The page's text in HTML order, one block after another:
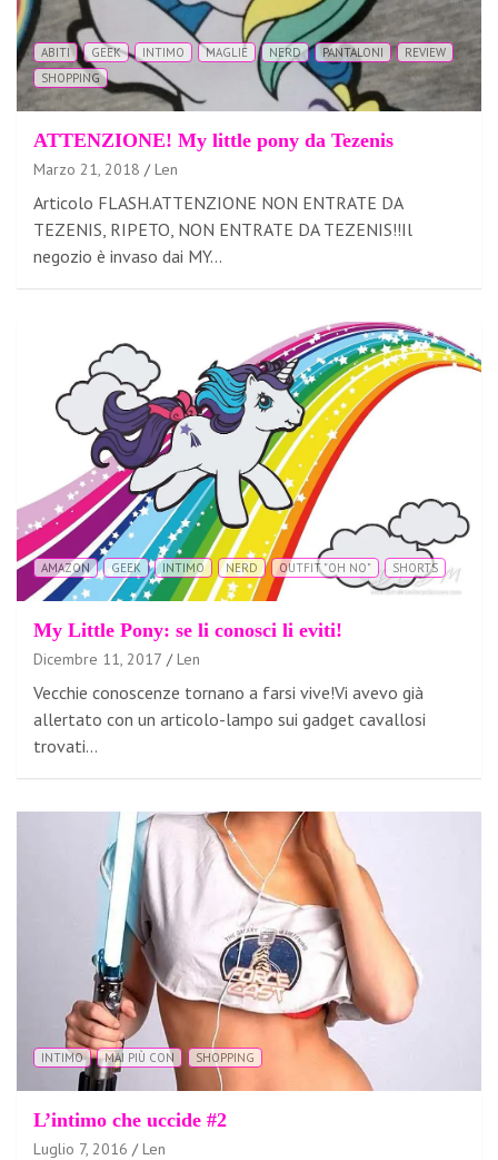
ABITI GEEK INTIMO MAGLIE NERD PANTALONI
REVIEW
SHOPPING
ATTENZIONE! My little pony da Tezenis
Marzo 21, 2018 Len
Articolo FLASH.ATTENZIONE NON ENTRATE DA
TEZENIS, RIPETO, NON ENTRATE DA TEZENIS!!Il
negozio è invaso dai MY…
AMAZON GEEK INTIMO NERD OUTFIT "OH NO" SHORTS
My Little Pony: se li conosci li eviti!
Dicembre 11, 2017 Len
Vecchie conoscenze tornano a farsi vive!Vi avevo già
allertato con un articolo-lampo sui gadget cavallosi
trovati…
INTIMO MAI PIÙ CON SHOPPING
L’intimo che uccide #2
Luglio 7, 2016 Len